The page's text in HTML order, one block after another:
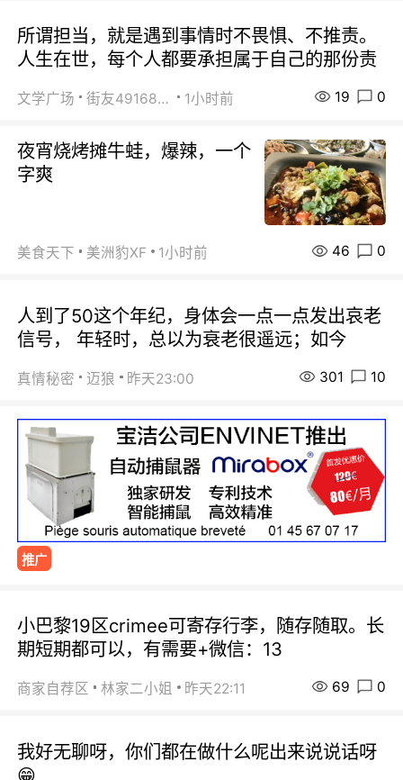
所谓担当，就是遇到事情时不畏惧、不推责。
人生在世，每个人都要承担属于自己的那份责
文学广场 街友49168527 1小时前 19 0
夜宵烧烤摊牛蛙，爆辣，一个
字爽
美食天下 美洲豹XF 1小时前 46 0
人到了50这个年纪，身体会一点一点发出哀老
信号， 年轻时，总以为衰老很遥远；如今
真情秘密 迈狼 昨天23:00 301 10
推广
小巴黎19区crimee可寄存行李，随存随取。长
期短期都可以，有需要+微信：13
商家自荐区 林家二小姐 昨天22:11 69 0
我好无聊呀，你们都在做什么呢出来说说话呀
😁